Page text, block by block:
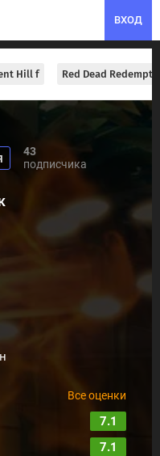
ВХОД
Hill f Red Dead
43
подписчика
Все оценки
7.1
7.1